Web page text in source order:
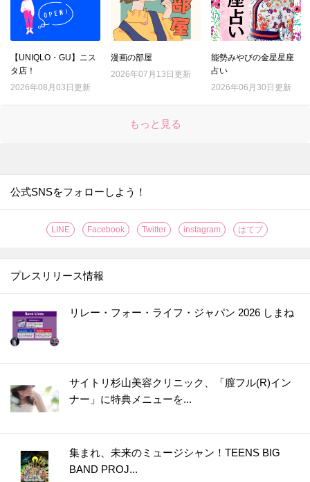
【UNIQLO・GU】ニス
タ店！
2026年08月03日更新
漫画の部屋
2026年07月13日更新
能勢みやびの金星星座
占い
2026年06月30日更新
もっと見る
公式SNSをフォローしよう！
LINE Facebook Twitter instagram はてブ
プレスリリース情報
リレー・フォー・ライフ・ジャパン 2026 しまね
サイトリ杉山美容クリニック、「膣フル(R)イン
ナー」に特典メニューを...
集まれ、未来のミュージシャン！TEENS BIG
BAND PROJ...